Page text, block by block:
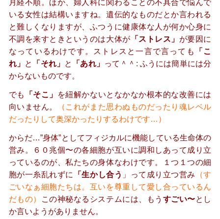
月経不順。ほか、婦人科に関わることの不具合で悩んで
いる女性は結構いますね。遺伝的なものだとか言われる
と難しくなりますが、ふつうに健康体な人が何か心身に
不調を来すときというのは大体が 「ストレス」 が要因に
なっているわけです。ストレスと一言で言っても
「こ
れ」 と 「それ」 と 「あれ」 って＾＾: ふうには簡単には分
からないものです。
でも 「そこ」
を紐解かないとなかなか根本的な改善には
向いません。
（これがまた思わぬものだったり魂レベル
だったりして奥深かったりするわけです…）
からだ…”身体”としてフィジカルに機能している生命体の
営み。６０兆個〜の各細胞が互いに調和しあって成り立
っているのが、私たちの身体なわけです。１つ１つの細
胞が一糸乱れずに
「生かし合う 」って成り立つ営み （す
ごいなぁ細胞たちは。互いを尊重して愛し合っているん
だもの）
この神秘なるシステムには、もう すごい〜とし
か言いようがありません。